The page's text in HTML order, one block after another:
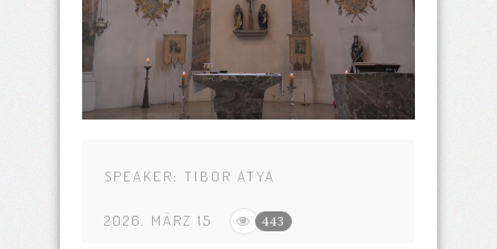
SPEAKER: TIBOR ATYA
2026. MÄRZ 15 443